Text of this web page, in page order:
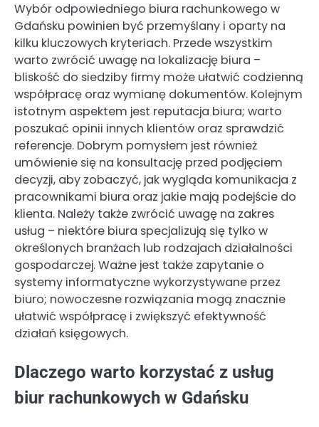
Wybór odpowiedniego biura rachunkowego w
Gdańsku powinien być przemyślany i oparty na
kilku kluczowych kryteriach. Przede wszystkim
warto zwrócić uwagę na lokalizację biura –
bliskość do siedziby firmy może ułatwić codzienną
współpracę oraz wymianę dokumentów. Kolejnym
istotnym aspektem jest reputacja biura; warto
poszukać opinii innych klientów oraz sprawdzić
referencje. Dobrym pomysłem jest również
umówienie się na konsultację przed podjęciem
decyzji, aby zobaczyć, jak wygląda komunikacja z
pracownikami biura oraz jakie mają podejście do
klienta. Należy także zwrócić uwagę na zakres
usług – niektóre biura specjalizują się tylko w
określonych branżach lub rodzajach działalności
gospodarczej. Ważne jest także zapytanie o
systemy informatyczne wykorzystywane przez
biuro; nowoczesne rozwiązania mogą znacznie
ułatwić współpracę i zwiększyć efektywność
działań księgowych.
Dlaczego warto korzystać z usług
biur rachunkowych w Gdańsku